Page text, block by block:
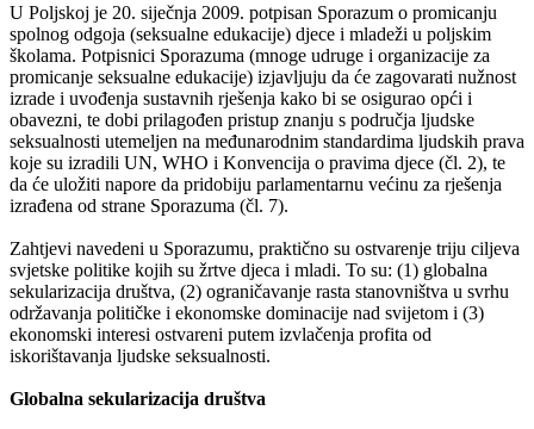
U Poljskoj je 20. siječnja 2009. potpisan Sporazum o promicanju
spolnog odgoja (seksualne edukacije) djece i mladeži u poljskim
školama. Potpisnici Sporazuma (mnoge udruge i organizacije za
promicanje seksualne edukacije) izjavljuju da će zagovarati nužnost
izrade i uvođenja sustavnih rješenja kako bi se osigurao opći i
obavezni, te dobi prilagođen pristup znanju s područja ljudske
seksualnosti utemeljen na međunarodnim standardima ljudskih prava
koje su izradili UN, WHO i Konvencija o pravima djece (čl. 2), te
da će uložiti napore da pridobiju parlamentarnu većinu za rješenja
izrađena od strane Sporazuma (čl. 7).
Zahtjevi navedeni u Sporazumu, praktično su ostvarenje triju ciljeva
svjetske politike kojih su žrtve djeca i mladi. To su: (1) globalna
sekularizacija društva, (2) ograničavanje rasta stanovništva u svrhu
održavanja političke i ekonomske dominacije nad svijetom i (3)
ekonomski interesi ostvareni putem izvlačenja profita od
iskorištavanja ljudske seksualnosti.
Globalna sekularizacija društva